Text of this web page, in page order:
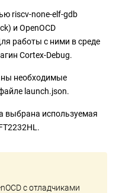
riscv-none-elf-gdb
и OpenOCD
работы с ними в среде
Cortex-Debug.
необходимые
launch.json.
выбрана используемая
с отладчиками